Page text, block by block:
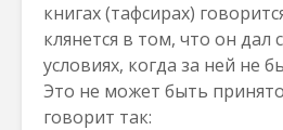
книгах (тафсирах)
клянется в том, что он дал
условиях, когда за ней не
Это не может быть
говорит так: